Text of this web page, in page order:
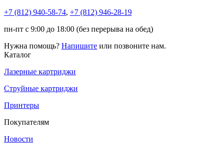
+7 (812) 940-58-74, +7 (812) 946-28-19
пн-пт с 9:00 до 18:00 (без перерыва на обед)
Нужна помощь? Напишите или позвоните нам.
Каталог
Лазерные картриджи
Струйные картриджи
Принтеры
Покупателям
Новости